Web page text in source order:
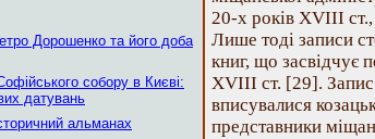
Дорошенко та його доба
собору в Києві:
датувань
альманах
20-х років XVIII
Лише тоді записи
книг, що засвідчує
XVIII ст. [29]. Запис
вписувалися
представники